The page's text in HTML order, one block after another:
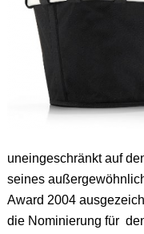
uneingeschränkt auf
seines
Award 2004
die Nominierung für